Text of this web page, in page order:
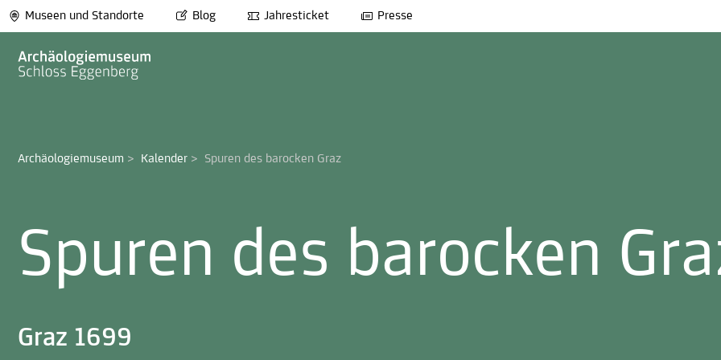
Museen und Standorte Blog Jahresticket Presse
Archäologiemuseum > Kalender > Spuren des barocken Graz
Spuren des barocken
Graz 1699